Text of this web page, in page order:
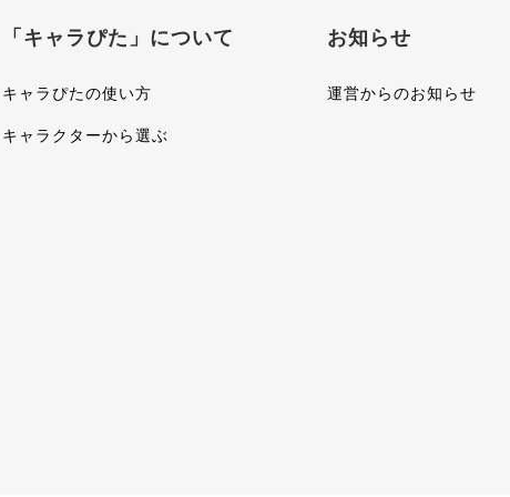
「キャラぴた」について
キャラぴたの使い方
キャラクターから選ぶ
お知らせ
運営からのお知らせ